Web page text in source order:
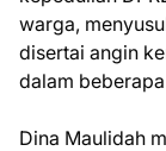
warga,
disertai angin
dalam
Dina Maulidah